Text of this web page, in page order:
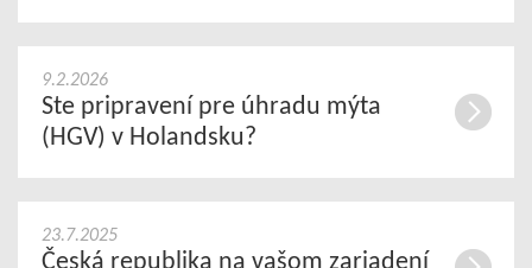
9.2.2026
Ste pripravení pre úhradu mýta
(HGV) v Holandsku?
23.7.2025